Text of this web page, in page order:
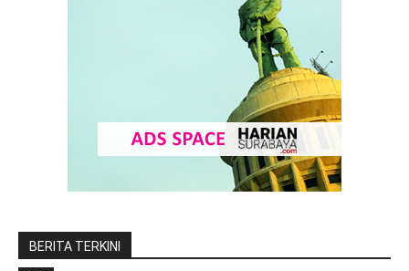
BERITA TERKINI